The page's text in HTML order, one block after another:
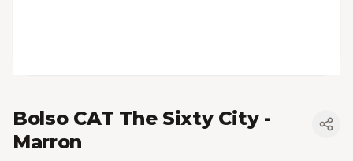
Bolso CAT The Sixty City-
Marron